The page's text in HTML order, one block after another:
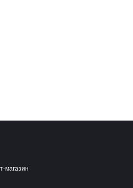
магазин